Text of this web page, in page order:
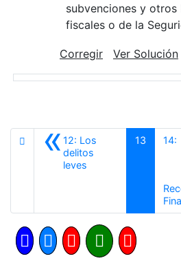
subvenciones y otros
fiscales o de la
Corregir Ver Solución
«12: Los
delitos
leves
13 14: